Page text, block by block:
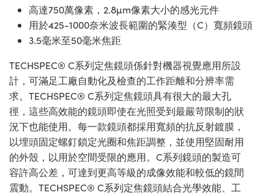
高達750萬像素，2.8µm像素大小的感光元件
用於425-1000奈米波長範圍的緊湊型（C）寬頻鏡頭
3.5毫米至50毫米焦距
TECHSPEC® C系列定焦鏡頭係針對機器視覺應用所設
計，可滿足工廠自動化及檢查的工作距離和分辨率需
求。TECHSPEC® C系列定焦鏡頭具有很大的最大孔
徑，這些高效能的鏡頭即使在光照受到最嚴苛限制的狀
況下也能使用。每一款鏡頭都採用寬頻的抗反射鍍膜，
以埋頭固定螺釘鎖定光圈和焦距調整，並使用堅固耐用
的外殼，以用於空間受限的應用。C系列鏡頭的製造可
容許高公差，可達到更高等級的成像效能和較低的鏡間
震動。TECHSPEC® C系列定焦鏡頭結合光學效能、工